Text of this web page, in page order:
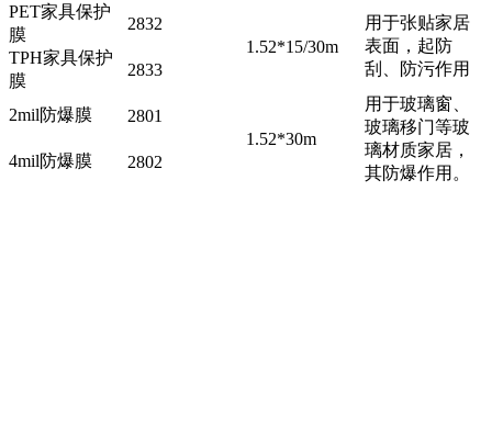
PET家具保护
膜
2832
1.52*15/30m
用于张贴家居
表面，起防
刮、防污作用
TPH家具保护
膜
2833
2mil防爆膜
2801
1.52*30m
用于玻璃窗、
玻璃移门等玻
璃材质家居，
其防爆作用。
4mil防爆膜 2802